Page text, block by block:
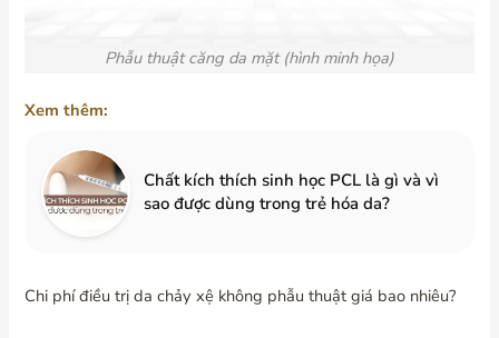
Phẫu thuật căng da mặt (hình minh họa)
Xem thêm:
Chất kích thích sinh học PCL là gì và vì
sao được dùng trong trẻ hóa da?
Chi phí điều trị da chảy xệ không phẫu thuật giá bao nhiêu?